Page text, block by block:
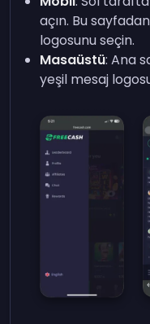
açın. Bu
logosunu seçin.
Masaüstü: Ana
yeşil mesaj